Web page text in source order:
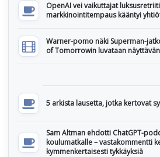
OpenAI vei vaikuttajat
markkinointitempaus kääntyi
Warner-pomo näki Superman-
of Tomorrowin luvataan
5 arkista lausetta, jotka kertovat
Sam Altman ehdotti ChatGPT-
koulumatkalle – vastakommentti
kymmenkertaisesti tykkäyksiä